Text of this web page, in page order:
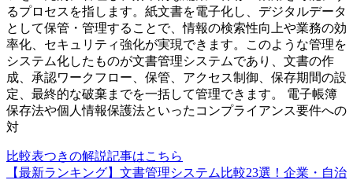
るプロセスを指します。紙文書を電子化し、デジタルデータ
として保管・管理することで、情報の検索性向上や業務の効
率化、セキュリティ強化が実現できます。このような管理を
システム化したものが文書管理システムであり、文書の作
成、承認ワークフロー、保管、アクセス制御、保存期間の設
定、最終的な破棄までを一括して管理できます。 電子帳簿
保存法や個人情報保護法といったコンプライアンス要件への
対
比較表つきの解説記事はこちら
【最新ランキング】文書管理システム比較23選！企業・自治